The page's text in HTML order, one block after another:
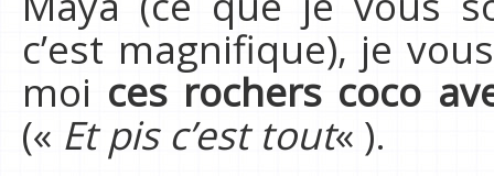
c’est magnifique), je
moi ces rochers coco
(« Et pis c’est tout« ).